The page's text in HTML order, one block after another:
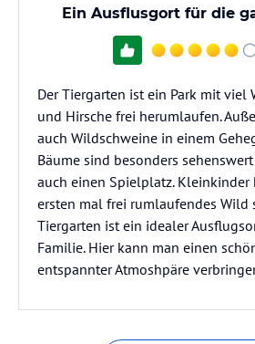
Ein Ausflusgort für die
Der Tiergarten ist ein Park mit viel
und Hirsche frei herumlaufen.
auch Wildschweine in einem
Bäume sind besonders
auch einen Spielplatz. Kleinkinder
ersten mal frei rumlaufendes Wild
Tiergarten ist ein idealer
Familie. Hier kann man einen
entspannter Atmoshpäre